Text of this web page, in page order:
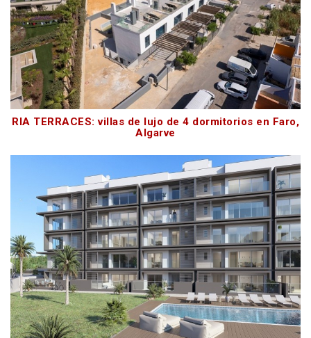
RIA TERRACES: villas de lujo de 4 dormitorios en Faro,
Algarve